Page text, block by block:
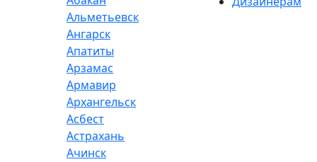
Альметьевск
Ангарск
Апатиты
Арзамас
Армавир
Архангельск
Асбест
Астрахань
Ачинск